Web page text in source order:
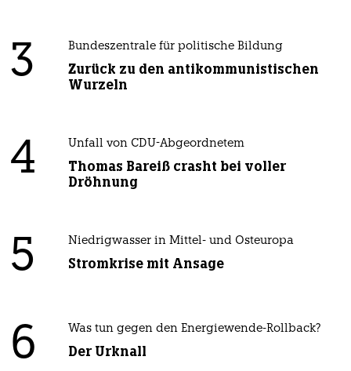
3 Bundeszentrale für politische Bildung
Zurück zu den antikommunistischen
Wurzeln
4 Unfall von CDU-Abgeordnetem
Thomas Bareiß crasht bei voller
Dröhnung
5 Niedrigwasser in Mittel- und Osteuropa
Stromkrise mit Ansage
6 Was tun gegen den Energiewende-Rollback?
Der Urknall